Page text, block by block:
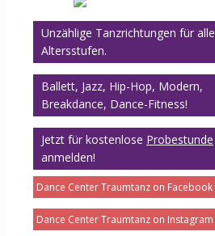
Unzählige Tanzrichtungen für alle
Altersstufen.
Ballett, Jazz, Hip-Hop, Modern,
Breakdance, Dance-Fitness!
Jetzt für kostenlose Probestunde
anmelden!
Dance Center Traumtanz on Facebook
Dance Center Traumtanz on Instagram